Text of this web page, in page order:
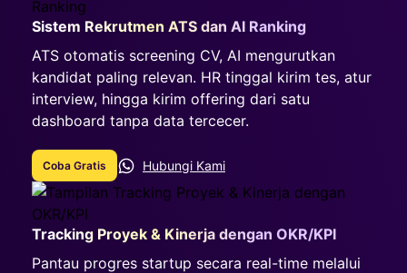
Sistem Rekrutmen ATS dan AI Ranking
ATS otomatis screening CV, AI mengurutkan
kandidat paling relevan. HR tinggal kirim tes, atur
interview, hingga kirim offering dari satu
dashboard tanpa data tercecer.
Coba Gratis Hubungi Kami
Tracking Proyek & Kinerja dengan OKR/KPI
Pantau progres startup secara real-time melalui